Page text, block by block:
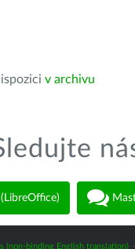
v archivu
(non-binding English translation) -